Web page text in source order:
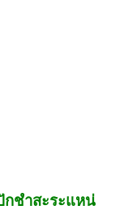
กชำสะระแหน่